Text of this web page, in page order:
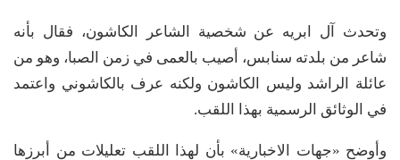
وتحدث آل ابريه عن شخصية الشاعر الكاشون، فقال بأنه
شاعر من بلدته سنابس، أصيب بالعمى في زمن الصبا، وهو من
عائلة الراشد وليس الكاشون ولكنه عرف بالكاشوني واعتمد
في الوثائق الرسمية بهذا اللقب.
وأوضح «جهات الاخبارية» بأن لهذا اللقب تعليلات من أبرزها